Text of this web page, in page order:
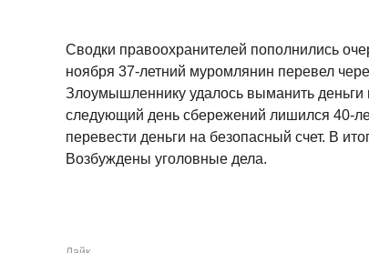
Сводки правоохранителей пополнились
ноября 37-летний муромлянин перевел
Злоумышленнику удалось выманить
следующий день сбережений лишился 40-
перевести деньги на безопасный счет. В
Возбуждены уголовные дела.